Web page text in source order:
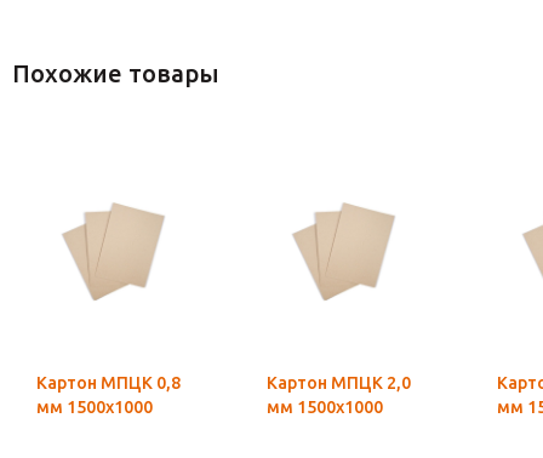
Похожие товары
Картон МПЦК 0,8
мм 1500х1000
Картон МПЦК 2,0
мм 1500х1000
мм